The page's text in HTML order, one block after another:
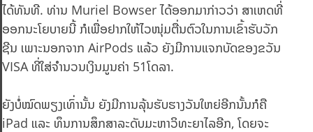
ໄດ້ທັນທີ. ທ່ານ Muriel Bowser ໄດ້ອອກມາກ່າວວ່າ ສາເຫດທີ່
ອອກນະໂຍບາຍນີ້ ກໍເພື່ອຢາກໃຫ້ໄວໜຸ່ມຕື່ນຕົວໃນການເຂົ້າຮັບວັກ
ຊີນ ເພາະນອກຈາກ AirPods ແລ້ວ ຍັງມີການແຈກບັດຂອງຂວັນ
VISA ທີ່ໃສ່ຈຳນວນເງິນມູນຄ່າ 51ໂດລາ.
ຍັງບໍ່ໝົດພຽງເທົ່ານັ້ນ ຍັງມີການລຸ້ນຮັບຮາງວັນໃຫຍ່ອີກນັ້ນກໍຄື
iPad ແລະ ທຶນການສຶກສາລະດັບມະຫາວິທະຍາໄລອີກ, ໂດຍຈະ